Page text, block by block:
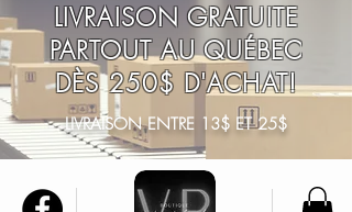
LIVRAISON GRATUITE
PARTOUT AU QUÉBEC
DÈS 250$ D'ACHAT!
LIVRAISON ENTRE 13$ ET 25$